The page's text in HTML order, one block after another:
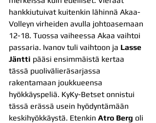
hankkiutuivat kuitenkin lähinnä Akaa-
Volleyn virheiden avulla johtoasemaan
12-18. Tuossa vaiheessa Akaa vaihtoi
passaria. Ivanov tuli vaihtoon ja Lasse
Jäntti pääsi ensimmäistä kertaa
tässä puolivälieräsarjassa
rakentamaan joukkueensa
hyökkäyspeliä. KyKy-Betset onnistui
tässä erässä usein hyödyntämään
keskihyökkäystä. Etenkin Atro Berg oli